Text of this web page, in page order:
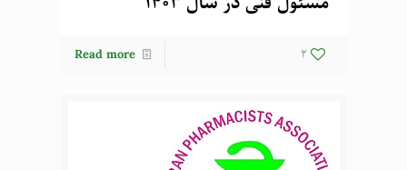
2
Read more